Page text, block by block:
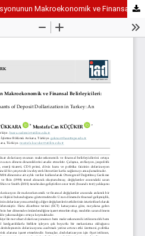
Türkiye’de Mevduat Dolarizasyonunun Makroekonomik ve Finansal Belirleyicileri: ARDL Temelli Bir İnceleme